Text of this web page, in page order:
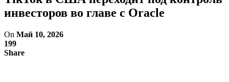
инвесторов во главе с Oracle
On Май 10, 2026
199
Share